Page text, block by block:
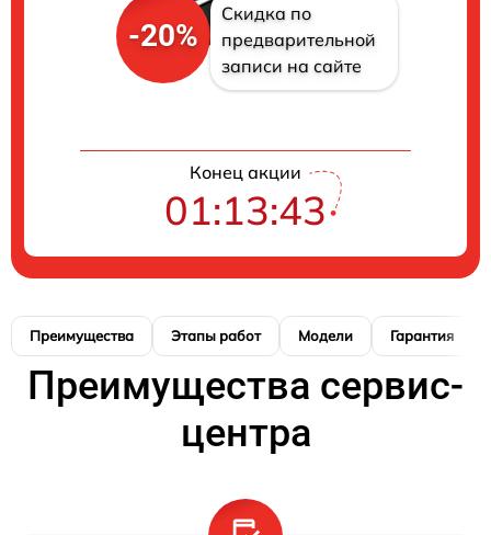
-20%
Скидка по
предварительной
записи на сайте
Конец акции
01:13:42
Преимущества Этапы работ Модели Гарантия
Преимущества сервис-
центра